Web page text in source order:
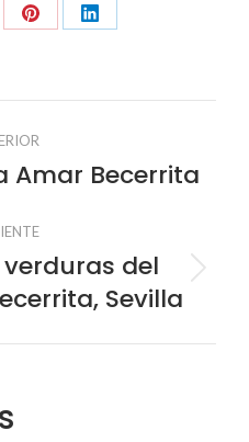
Share
Share
Publicación
Amar Becerrita
Publicación
siguiente:
del
Sevilla